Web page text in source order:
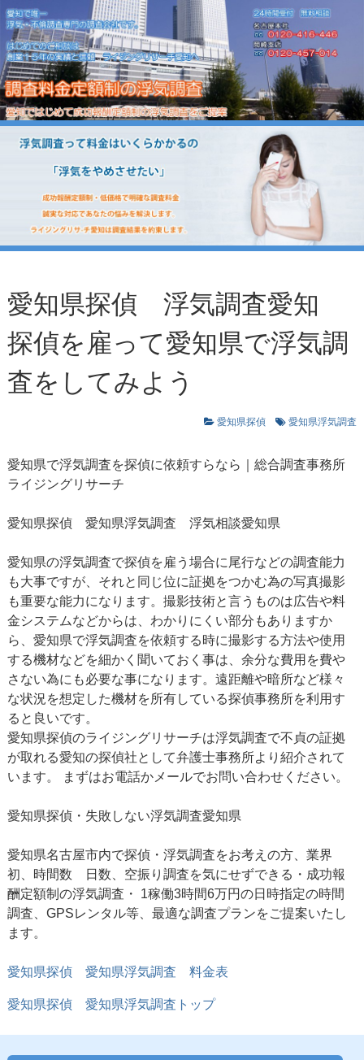
愛知県探偵 浮気調査愛知
探偵を雇って愛知県で浮気調
査をしてみよう
愛知県探偵 愛知県浮気調査
愛知県で浮気調査を探偵に依頼すらなら｜総合調査事務所
ライジングリサーチ
愛知県探偵 愛知県浮気調査 浮気相談愛知県
愛知県の浮気調査で探偵を雇う場合に尾行などの調査能力
も大事ですが、それと同じ位に証拠をつかむ為の写真撮影
も重要な能力になります。撮影技術と言うものは広告や料
金システムなどからは、わかりにくい部分もありますか
ら、愛知県で浮気調査を依頼する時に撮影する方法や使用
する機材などを細かく聞いておく事は、余分な費用を費や
さない為にも必要な事になります。遠距離や暗所など様々
な状況を想定した機材を所有している探偵事務所を利用す
ると良いです。
愛知県探偵のライジングリサーチは浮気調査で不貞の証拠
が取れる愛知の探偵社として弁護士事務所より紹介されて
います。 まずはお電話かメールでお問い合わせください。
愛知県探偵・失敗しない浮気調査愛知県
愛知県名古屋市内で探偵・浮気調査をお考えの方、業界
初、時間数 日数、空振り調査を気にせずできる・成功報
酬定額制の浮気調査・ 1稼働3時間6万円の日時指定の時間
調査、GPSレンタル等、最適な調査プランをご提案いたし
ます。
愛知県探偵 愛知県浮気調査 料金表
愛知県探偵愛知県浮気調査トップ